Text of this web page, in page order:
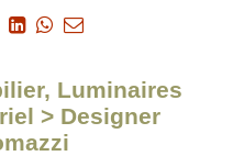
Luminaires
> Designer